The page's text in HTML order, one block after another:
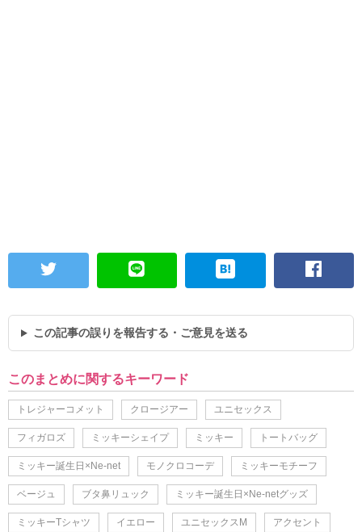
この記事の誤りを報告する・ご意見を送る
このまとめに関するキーワード
トレジャーコメット クロージアー ユニセックス
フィガロズ ミッキーシェイプ ミッキー トートバッグ
ミッキー誕生日×Ne-net モノクロコーデ ミッキーモチーフ
ベージュ ブタ鼻リュック ミッキー誕生日×Ne-netグッズ
ミッキーTシャツ イエロー ユニセックスM アクセント